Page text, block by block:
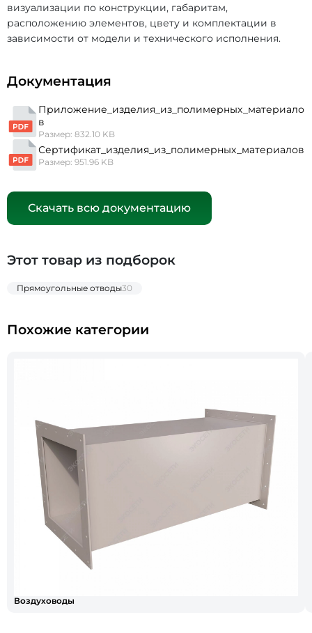
визуализации по конструкции, габаритам,
расположению элементов, цвету и комплектации в
зависимости от модели и технического исполнения.
Документация
Приложение_изделия_из_полимерных_материало
в
Размер: 832.10 KB
Сертификат_изделия_из_полимерных_материалов
Размер: 951.96 KB
Скачать всю документацию
Этот товар из подборок
Прямоугольные отводы30
Похожие категории
Воздуховоды